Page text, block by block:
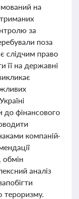
на
за
поза
слідчим право
її на державні
до фінансового
компаній-
обмін
аналіз
тероризму.